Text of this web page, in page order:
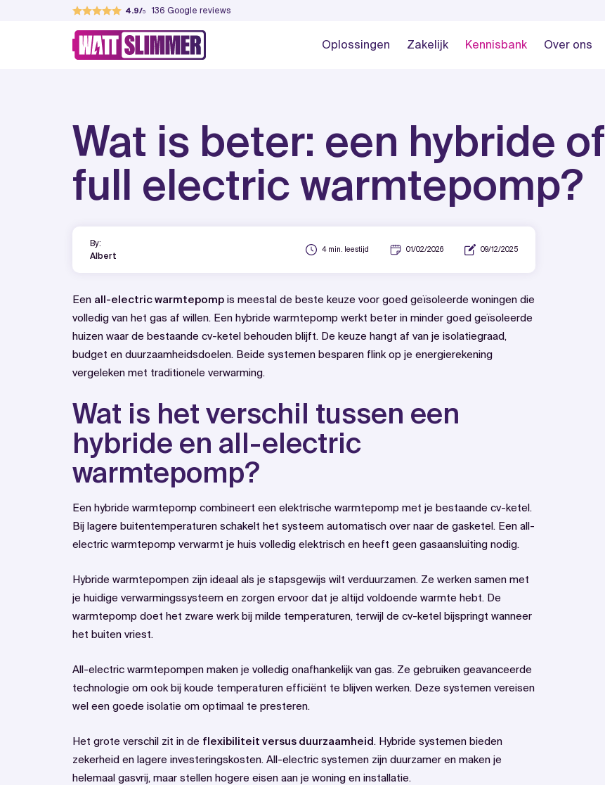
4.9 136 Google reviews
WattSlimmer
Jouw partner in verduurzamen Oplossingen Zakelijk Kennisbank Over ons
Wat is beter: een hybride of
full electric warmtepomp?
By:
Albert
4 min. leestijd 01/02/2026 09/12/2025
Een all-electric warmtepomp is meestal de beste keuze voor goed geïsoleerde woningen die
volledig van het gas af willen. Een hybride warmtepomp werkt beter in minder goed geïsoleerde
huizen waar de bestaande cv-ketel behouden blijft. De keuze hangt af van je isolatiegraad,
budget en duurzaamheidsdoelen. Beide systemen besparen flink op je energierekening
vergeleken met traditionele verwarming.
Wat is het verschil tussen een
hybride en all-electric
warmtepomp?
Een hybride warmtepomp combineert een elektrische warmtepomp met je bestaande cv-ketel.
Bij lagere buitentemperaturen schakelt het systeem automatisch over naar de gasketel. Een all-
electric warmtepomp verwarmt je huis volledig elektrisch en heeft geen gasaansluiting nodig.
Hybride warmtepompen zijn ideaal als je stapsgewijs wilt verduurzamen. Ze werken samen met
je huidige verwarmingssysteem en zorgen ervoor dat je altijd voldoende warmte hebt. De
warmtepomp doet het zware werk bij milde temperaturen, terwijl de cv-ketel bijspringt wanneer
het buiten vriest.
All-electric warmtepompen maken je volledig onafhankelijk van gas. Ze gebruiken geavanceerde
technologie om ook bij koude temperaturen efficiënt te blijven werken. Deze systemen vereisen
wel een goede isolatie om optimaal te presteren.
Het grote verschil zit in de flexibiliteit versus duurzaamheid. Hybride systemen bieden
zekerheid en lagere investeringskosten. All-electric systemen zijn duurzamer en maken je
helemaal gasvrij, maar stellen hogere eisen aan je woning en installatie.